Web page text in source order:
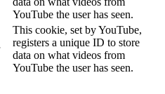
YouTube the user has seen.
This cookie, set by YouTube,
registers a unique ID to store
data on what videos from
YouTube the user has seen.